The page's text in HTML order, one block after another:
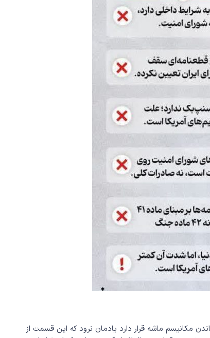
مکانیسم ماشه قرار دارد یادمان نرود که این قسمت از